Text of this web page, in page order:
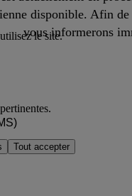
disponible. Afin
vous informerons
le site.
Tout accepter